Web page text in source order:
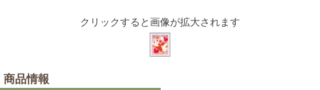
クリックすると画像が拡大されます
商品情報